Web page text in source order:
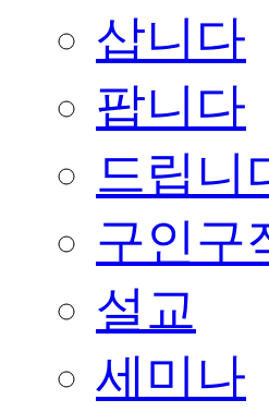
삽니다
팝니다
드립니
구인구
설교
세미나